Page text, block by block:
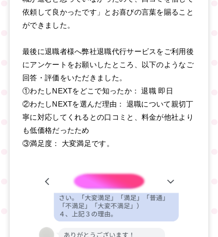
依頼して良かったです」とお喜びの言葉を賜ること
ができました。
最後に退職者様へ弊社退職代行サービスをご利用後
にアンケートをお願いしたところ、以下のようなご
回答・評価をいただきました。
①わたしNEXTをどこで知ったか： 退職 即日
②わたしNEXTを選んだ理由： 退職について親切丁
寧に対応してくれるとの口コミと、料金が他社より
も低価格だったため
③満足度： 大変満足です。